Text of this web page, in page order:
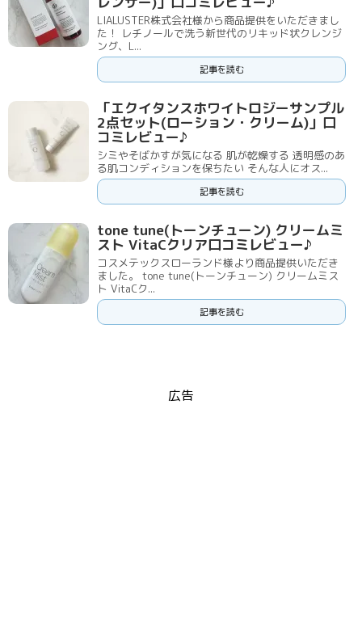
LIALUSTER株式会社様から商品提供をいただきまし
た！ レチノールで洗う新世代のリキッド状クレンジ
ング、L...
記事を読む
「エクイタンスホワイトロジーサンプル
2点セット(ローション・クリーム)」口
コミレビュー♪
シミやそばかすが気になる 肌が乾燥する 透明感のあ
る肌コンディションを保ちたい そんな人にオス...
記事を読む
tone tune(トーンチューン) クリームミ
スト VitaCクリア口コミレビュー♪
コスメテックスローランド様より商品提供いただき
ました。 tone tune(トーンチューン) クリームミス
ト VitaCク...
記事を読む
広告